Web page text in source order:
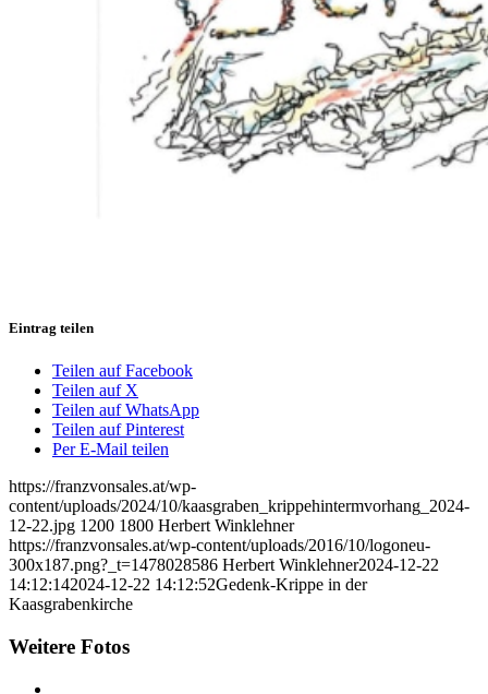
Eintrag teilen
Teilen auf Facebook
Teilen auf X
Teilen auf WhatsApp
Teilen auf Pinterest
Per E-Mail teilen
https://franzvonsales.at/wp-
content/uploads/2024/10/kaasgraben_krippehintermvorhang_2024-
12-22.jpg 1200 1800 Herbert Winklehner
https://franzvonsales.at/wp-content/uploads/2016/10/logoneu-
300x187.png?_t=1478028586 Herbert Winklehner2024-12-22
14:12:142024-12-22 14:12:52Gedenk-Krippe in der
Kaasgrabenkirche
Weitere Fotos